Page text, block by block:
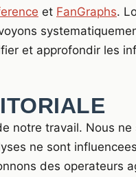
et FanGraphs.
et approfondir les
notre travail. Nous
ne sont
des operateurs